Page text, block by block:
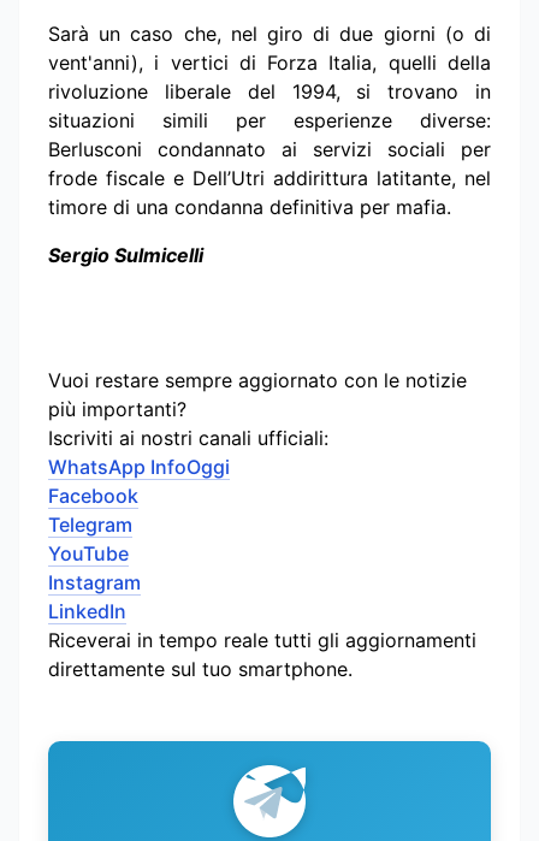
Sarà un caso che, nel giro di due giorni (o di
vent'anni), i vertici di Forza Italia, quelli della
rivoluzione liberale del 1994, si trovano in
situazioni simili per esperienze diverse:
Berlusconi condannato ai servizi sociali per
frode fiscale e Dell’Utri addirittura latitante, nel
timore di una condanna definitiva per mafia.
Sergio Sulmicelli
Vuoi restare sempre aggiornato con le notizie
più importanti?
Iscriviti ai nostri canali ufficiali:
WhatsApp InfoOggi
Facebook
Telegram
YouTube
Instagram
LinkedIn
Riceverai in tempo reale tutti gli aggiornamenti
direttamente sul tuo smartphone.